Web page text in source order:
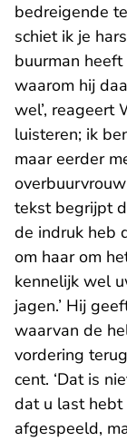
bedreigende
schiet ik je
buurman
waarom hij
wel’, reageert
luisteren; ik
maar eerder
tekst begrijpt
de indruk heb
om haar om
kennelijk wel
jagen.’ Hij
waarvan de
vordering
cent. ‘Dat is
dat u last hebt
afgespeeld,